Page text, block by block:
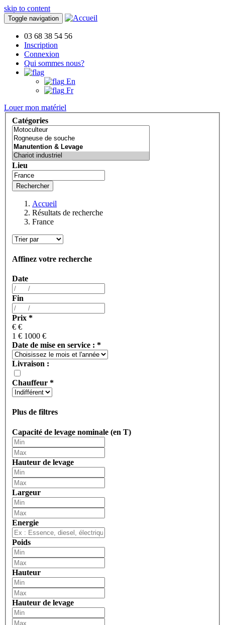
skip to content
Toggle navigation
03 68 38 54 56
Inscription
Connexion
Qui sommes nous?
En
Fr
Louer mon matériel
Catégories
Lieu
Rechercher
Accueil
Résultats de recherche
France
Affinez votre recherche
Date
Fin
Prix *
€ €
1 € 1000 €
Date de mise en service : *
Livraison :
Chauffeur *
Plus de filtres
Capacité de levage nominale (en T)
Hauteur de levage
Largeur
Energie
Poids
Hauteur
Hauteur de levage